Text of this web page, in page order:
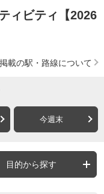
ィビティ【2026
載の駅・路線について
今週末
目的から探す